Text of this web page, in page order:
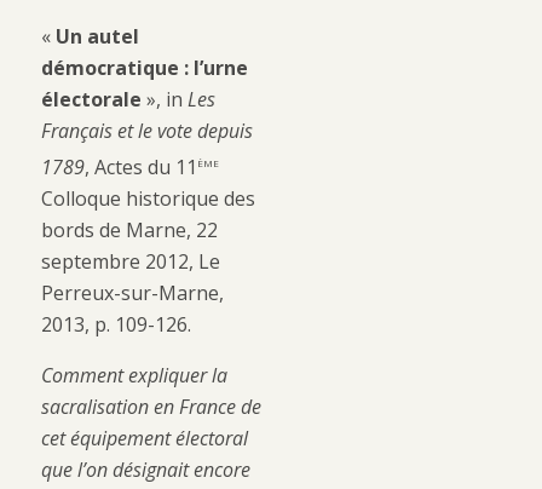
« Un autel
démocratique : l’urne
électorale », in Les
Français et le vote depuis
1789, Actes du 11 ème
Colloque historique des
bords de Marne, 22
septembre 2012, Le
Perreux-sur-Marne,
2013, p. 109-126.
Comment expliquer la
sacralisation en France de
cet équipement électoral
que l’on désignait encore